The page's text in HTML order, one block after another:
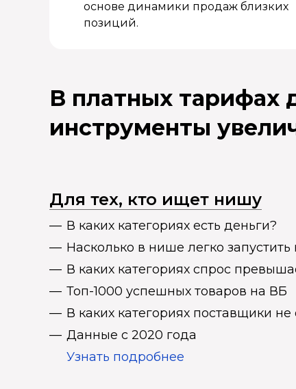
основе динамики продаж близких
позиций.
В платных тарифах
инструменты
Для тех, кто ищет нишу
В каких категориях есть деньги?
Насколько в нише легко
В каких категориях спрос
Топ-1000 успешных товаров на ВБ
В каких категориях поставщики
Данные с 2020 года
Узнать подробнее